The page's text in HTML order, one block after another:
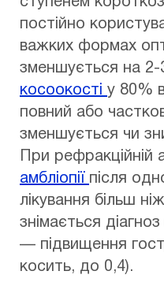
постійно
важких формах
зменшується на 2-
косоокості у 80%
повний або
зменшується чи
При рефракційній
амбліопії після
лікування більш
знімається
— підвищення
косить, до 0,4).